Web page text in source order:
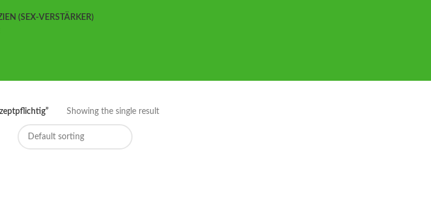
(SEX-VERSTÄRKER)
Showing the single result